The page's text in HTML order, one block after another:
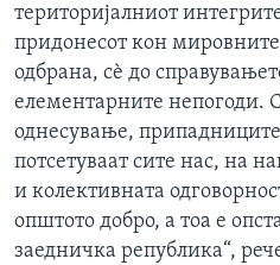
територијалниот
придонесот кон
одбрана, сѐ до
елементарните непогоди.
однесување,
потсетуваат сите нас, на
и колективната
општото добро, а тоа е
заедничка република“,